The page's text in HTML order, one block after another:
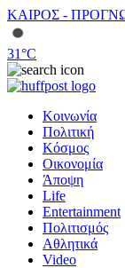
ΚΑΙΡΟΣ -
31°C
Κοινωνία
Πολιτική
Κόσμος
Οικονομία
Άποψη
Life
Entertainment
Πολιτισμός
Αθλητικά
Video